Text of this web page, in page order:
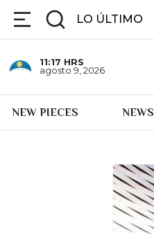
LO ÚLTIMO
11:17 HRS
agosto 9, 2026
NEW PIECES NEWS